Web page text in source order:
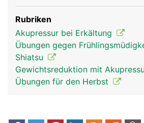
Rubriken
Akupressur bei Erkältung
Übungen gegen
Shiatsu
Gewichtsreduktion mit
Übungen für den Herbst